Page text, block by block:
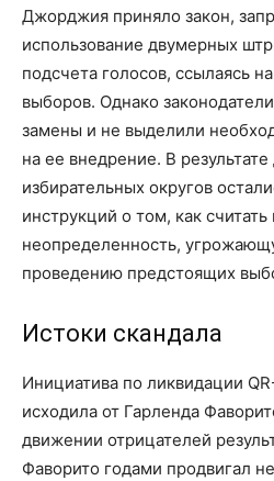
Джорджия приняло закон,
использование двумерных
подсчета голосов, ссылаясь
выборов. Однако
замены и не выделили
на ее внедрение. В
избирательных округов
инструкций о том, как считать
неопределенность,
проведению предстоящих
Истоки скандала
Инициатива по ликвидации
исходила от Гарленда
движении отрицателей
Фаворито годами продвигал